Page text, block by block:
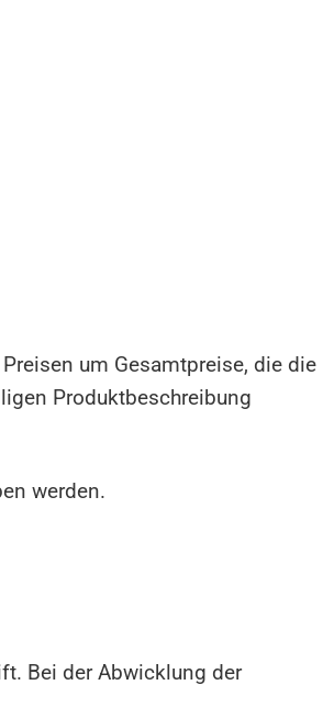
um Gesamtpreise, die die
Produktbeschreibung
werden.
Bei der Abwicklung der